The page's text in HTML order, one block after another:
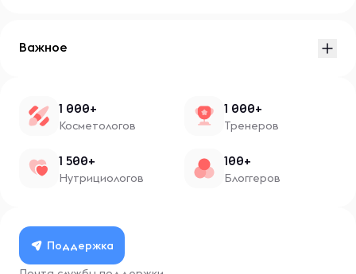
Важное
1 000+
Косметологов
1 000+
Тренеров
1 500+
Нутрициологов
100+
Блоггеров
Поддержка